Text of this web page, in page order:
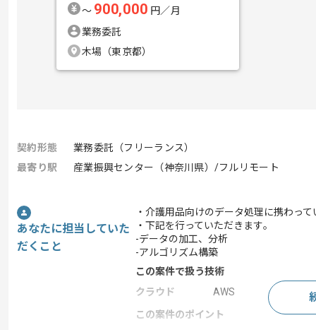
〜 900,000 円／月
業務委託
木場（東京都）
契約形態
業務委託（フリーランス）
最寄り駅
産業振興センター（神奈川県）/フルリモート
あなたに担当していた
だくこと
・介護用品向けのデータ処理に携わっ
・下記を行っていただきます｡
-データの加工、分析
-アルゴリズム構築
この案件で扱う技術
クラウド
AWS
この案件のポイント